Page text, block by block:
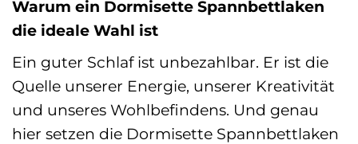
Warum ein Dormisette Spannbettlaken
die ideale Wahl ist
Ein guter Schlaf ist unbezahlbar. Er ist die
Quelle unserer Energie, unserer Kreativität
und unseres Wohlbefindens. Und genau
hier setzen die Dormisette Spannbettlaken